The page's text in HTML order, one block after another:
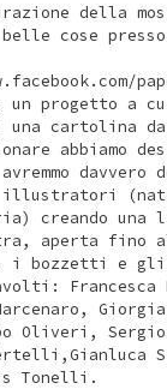
della
cose
progetto a
cartolina
abbiamo
davvero
illustratori
creando
aperta fino
i bozzetti e
Francesca
Oliveri,
Tonelli.